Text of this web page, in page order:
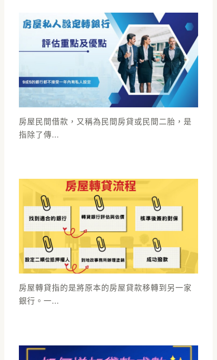
房屋民間借款，又稱為民間房貸或民間二胎，是
指除了傳...
房屋轉貸指的是將原本的房屋貸款移轉到另一家
銀行。一...